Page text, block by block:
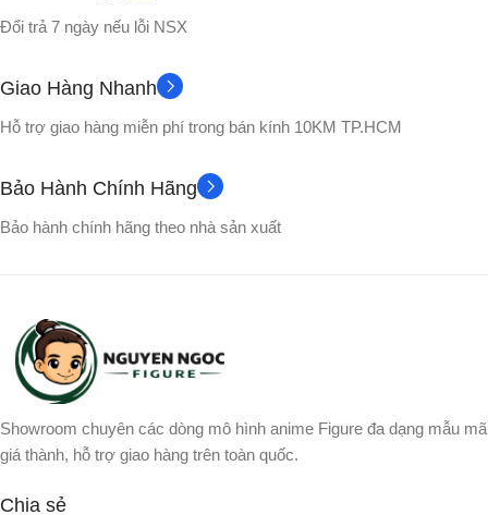
Nhựa PVC cao cấp
VỎ HỘP Hộp màu
NHÂN VẬT Songoku
Đổi trả 7 ngày nếu lỗi NSX
Giao Hàng Nhanh
Hỗ trợ giao hàng miễn phí trong bán kính 10KM TP.HCM
Bảo Hành Chính Hãng
Bảo hành chính hãng theo nhà sản xuất
Showroom chuyên các dòng mô hình anime Figure đa dạng mẫu mã
giá thành, hỗ trợ giao hàng trên toàn quốc.
Chia sẻ